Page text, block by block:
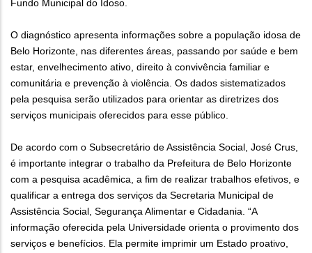
Fundo Municipal do Idoso.
O diagnóstico apresenta informações sobre a população idosa de
Belo Horizonte, nas diferentes áreas, passando por saúde e bem
estar, envelhecimento ativo, direito à convivência familiar e
comunitária e prevenção à violência. Os dados sistematizados
pela pesquisa serão utilizados para orientar as diretrizes dos
serviços municipais oferecidos para esse público.
De acordo com o Subsecretário de Assistência Social, José Crus,
é importante integrar o trabalho da Prefeitura de Belo Horizonte
com a pesquisa acadêmica, a fim de realizar trabalhos efetivos, e
qualificar a entrega dos serviços da Secretaria Municipal de
Assistência Social, Segurança Alimentar e Cidadania. “A
informação oferecida pela Universidade orienta o provimento dos
serviços e benefícios. Ela permite imprimir um Estado proativo,